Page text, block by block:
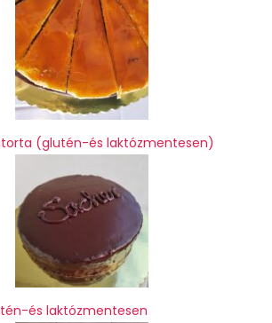
(glutén-és laktózmentesen)
és laktózmentesen